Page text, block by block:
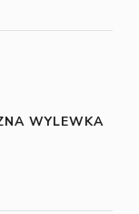
WYLEWKA